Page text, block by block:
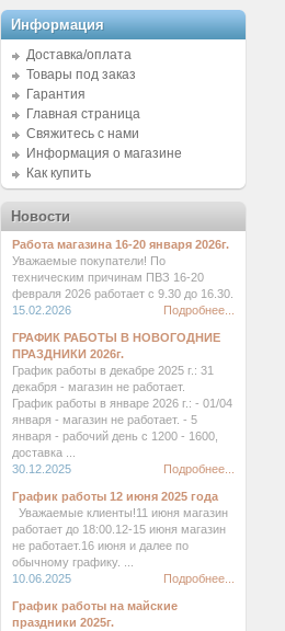
Информация
Доставка/оплата
Товары под заказ
Гарантия
Главная страница
Свяжитесь с нами
Информация о магазине
Как купить
Новости
Работа магазина 16-20 января 2026г.
Уважаемые покупатели! По
техническим причинам ПВЗ 16-20
февраля 2026 работает с 9.30 до 16.30.
15.02.2026
Подробнее...
ГРАФИК РАБОТЫ В НОВОГОДНИЕ
ПРАЗДНИКИ 2026г.
График работы в декабре 2025 г.: 31
декабря - магазин не работает.
График работы в январе 2026 г.: - 01/04
января - магазин не работает. - 5
января - рабочий день с 1200 - 1600,
доставка ...
30.12.2025
Подробнее...
График работы 12 июня 2025 года
Уважаемые клиенты!11 июня магазин
работает до 18:00.12-15 июня магазин
не работает.16 июня и далее по
обычному графику. ...
10.06.2025
Подробнее...
График работы на майские
праздники 2025г.